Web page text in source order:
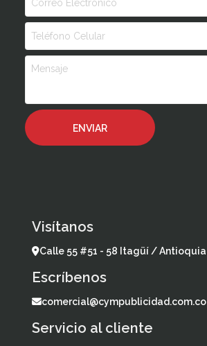
Visítanos
Calle 55 #51 - 58 Itagüí / Antioquia
Escríbenos
comercial@cympublicidad.com.co
Servicio al cliente